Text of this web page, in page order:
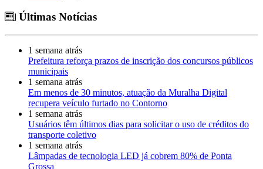
Últimas Notícias
1 semana atrás
Prefeitura reforça prazos de inscrição dos concursos públicos
municipais
1 semana atrás
Em menos de 30 minutos, atuação da Muralha Digital
recupera veículo furtado no Contorno
1 semana atrás
Usuários têm últimos dias para solicitar o uso de créditos do
transporte coletivo
1 semana atrás
Lâmpadas de tecnologia LED já cobrem 80% de Ponta
Grossa